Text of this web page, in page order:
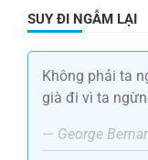
SUY ĐI NGẪM LẠI
Không phải ta
già đi vì ta
— George